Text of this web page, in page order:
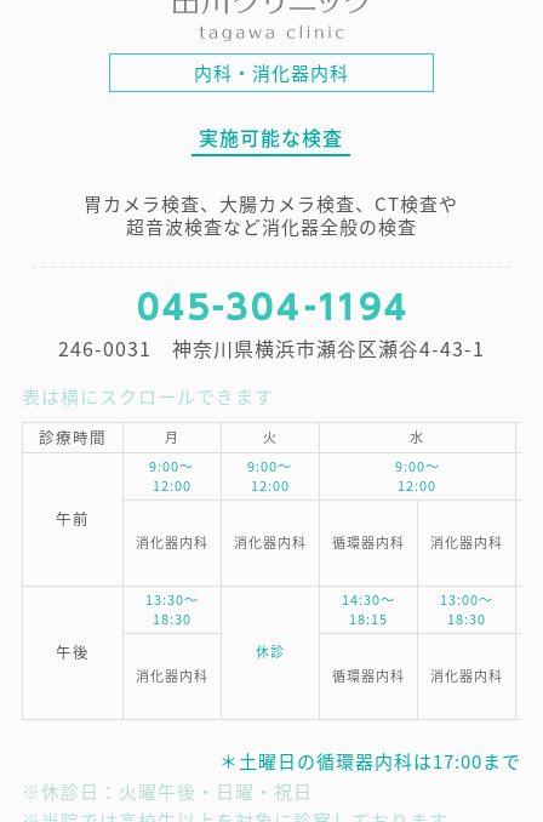
内科・消化器内科
実施可能な検査
胃カメラ検査、大腸カメラ検査、CT検査や
超音波検査など消化器全般の検査
246-0031 神奈川県横浜市瀬谷区瀬谷4-43-1
表は横にスクロールできます
診療時間 月 火 水
午前
9:00～
12:00
9:00～
12:00
9:00～
12:00
消化器内科 消化器内科 循環器内科 消化器内科
午後
13:30～
18:30
休診
14:30～
18:15
13:00～
18:30
消化器内科 循環器内科 消化器内科
＊土曜日の循環器内科は17:00まで
※休診日：火曜午後・日曜・祝日